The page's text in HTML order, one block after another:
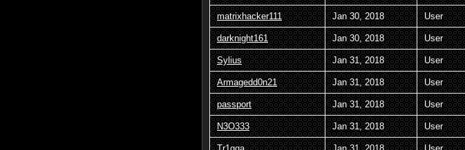
matrixhacker111 Jan 30, 2018 User
darknight161 Jan 30, 2018 User
Sylius Jan 31, 2018 User
Armagedd0n21 Jan 31, 2018 User
passport Jan 31, 2018 User
N3O333 Jan 31, 2018 User